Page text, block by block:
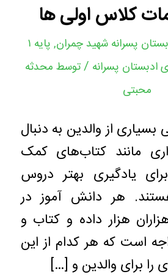
کلاس اولی ها
پسرانه شهید چمران,
پایه ۱
ادبستان پسرانه /توسط محدثه
محبتی
از والدین به دنبال
مانند کتاب‌های کمک
یادگیری بهتر دروس
هر دانش آموز در
هزار داده و کتاب و
است که هر کدام از این
را برای والدین و […]